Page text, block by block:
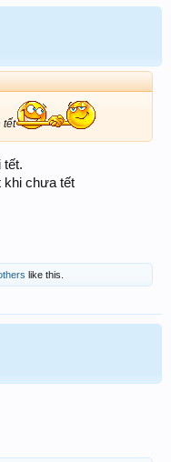
tết
tết.
khi chưa tết
like this.